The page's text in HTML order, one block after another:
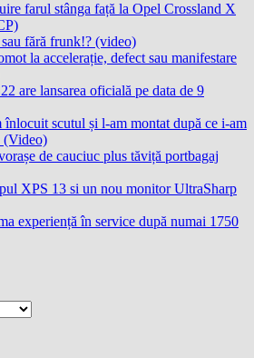
farul stânga față la Opel Crossland X
fără frunk!? (video)
la accelerație, defect sau manifestare
are lansarea oficială pe data de 9
scutul și l-am montat după ce i-am
(Video)
de cauciuc plus tăviță portbagaj
XPS 13 si un nou monitor UltraSharp
experiență în service după numai 1750